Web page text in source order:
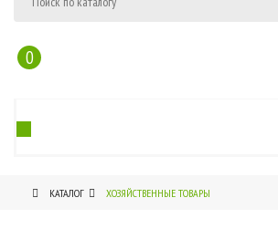
0
КАТАЛОГ ХОЗЯЙСТВЕННЫЕ ТОВАРЫ